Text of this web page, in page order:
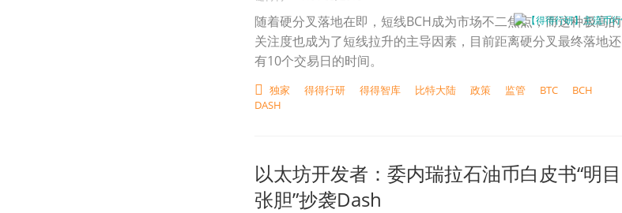
随着硬分叉落地在即，短线BCH成为市场不二焦点，而这种极高的
关注度也成为了短线拉升的主导因素，目前距离硬分叉最终落地还
有10个交易日的时间。
独家 得得行研 得得智库 比特大陆 政策 监管 BTC
BCH
DASH
以太坊开发者：委内瑞拉石油币白皮书“明目
张胆”抄袭Dash